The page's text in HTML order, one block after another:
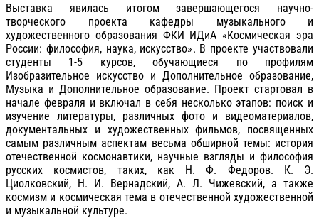
Выставка явилась итогом завершающегося научно-
творческого проекта кафедры музыкального и
художественного образования ФКИ ИДиА «Космическая эра
России: философия, наука, искусство». В проекте участвовали
студенты 1-5 курсов, обучающиеся по профилям
Изобразительное искусство и Дополнительное образование,
Музыка и Дополнительное образование. Проект стартовал в
начале февраля и включал в себя несколько этапов: поиск и
изучение литературы, различных фото и видеоматериалов,
документальных и художественных фильмов, посвященных
самым различным аспектам весьма обширной темы: история
отечественной космонавтики, научные взгляды и философия
русских космистов, таких, как Н. Ф. Федоров. К. Э.
Циолковский, Н. И. Вернадский, А. Л. Чижевский, а также
космизм и космическая тема в отечественной художественной
и музыкальной культуре.